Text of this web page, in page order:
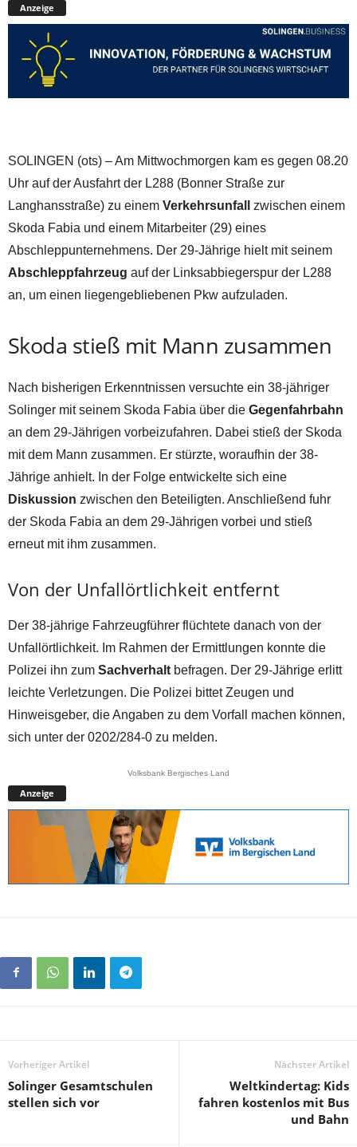
Anzeige
SOLINGEN (ots) – Am Mittwochmorgen kam es gegen 08.20
Uhr auf der Ausfahrt der L288 (Bonner Straße zur
Langhansstraße) zu einem Verkehrsunfall
zwischen einem
Skoda Fabia und einem Mitarbeiter (29) eines
Abschleppunternehmens. Der 29-Jährige hielt mit seinem
Abschleppfahrzeug auf der Linksabbiegerspur der L288
an, um einen liegengebliebenen Pkw aufzuladen.
Skoda stieß mit Mann zusammen
Nach bisherigen Erkenntnissen versuchte ein 38-jähriger
Solinger mit seinem Skoda Fabia über die Gegenfahrbahn
an dem 29-Jährigen vorbeizufahren. Dabei stieß der Skoda
mit dem Mann zusammen. Er stürzte, woraufhin der 38-
Jährige anhielt. In der Folge entwickelte sich eine
Diskussion zwischen den Beteiligten. Anschließend fuhr
der Skoda Fabia an dem 29-Jährigen vorbei und stieß
erneut mit ihm zusammen.
Von der Unfallörtlichkeit entfernt
Der 38-jährige Fahrzeugführer flüchtete danach von der
Unfallörtlichkeit. Im Rahmen der Ermittlungen konnte die
Polizei ihn zum Sachverhaltbefragen. Der 29-Jährige erlitt
leichte Verletzungen. Die Polizei bittet Zeugen und
Hinweisgeber, die Angaben zu dem Vorfall machen können,
sich unter der 0202/284-0 zu melden.
Volksbank Bergisches Land
Anzeige
Vorheriger Artikel
Solinger Gesamtschulen
stellen sich vor
Nächster Artikel
Weltkindertag: Kids
fahren kostenlos mit Bus
und Bahn